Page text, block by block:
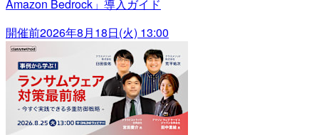
Amazon Bedrock」導入ガイド
開催前2026年8月18日(火) 13:00